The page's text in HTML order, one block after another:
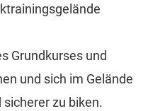
Grundkurses und
und sich im Gelände
zu biken.